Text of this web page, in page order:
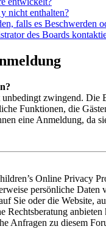
nicht enthalten?
falls es Beschwerden
des Boards
zwingend. Die
Funktionen, die
eine Anmeldung, da
Online Privacy
persönliche
Sie oder die Website,
Rechtsberatung
Anfragen zu diesem